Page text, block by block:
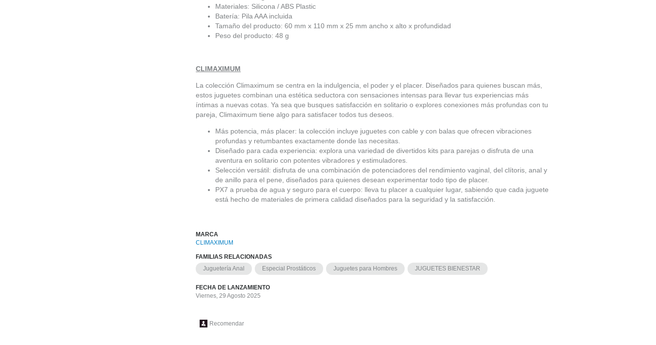
Materiales: Silicona / ABS Plastic
Batería: Pila AAA incluida
Tamaño del producto: 60 mm x 110 mm x 25 mm ancho x alto x profundidad
Peso del producto: 48 g
CLIMAXIMUM
La colección Climaximum se centra en la indulgencia, el poder y el placer. Diseñados para quienes buscan más,
estos juguetes combinan una estética seductora con sensaciones intensas para llevar tus experiencias más
íntimas a nuevas cotas. Ya sea que busques satisfacción en solitario o explores conexiones más profundas con tu
pareja, Climaximum tiene algo para satisfacer todos tus deseos.
Más potencia, más placer: la colección incluye juguetes con cable y con balas que ofrecen vibraciones
profundas y retumbantes exactamente donde las necesitas.
Diseñado para cada experiencia: explora una variedad de divertidos kits para parejas o disfruta de una
aventura en solitario con potentes vibradores y estimuladores.
Selección versátil: disfruta de una combinación de potenciadores del rendimiento vaginal, del clítoris, anal y
de anillo para el pene, diseñados para quienes desean experimentar todo tipo de placer.
PX7 a prueba de agua y seguro para el cuerpo: lleva tu placer a cualquier lugar, sabiendo que cada juguete
está hecho de materiales de primera calidad diseñados para la seguridad y la satisfacción.
MARCA
CLIMAXIMUM
FAMILIAS RELACIONADAS
Juguetería Anal
Especial Prostáticos Juguetes para Hombres JUGUETES BIENESTAR
FECHA DE LANZAMIENTO
Viernes, 29 Agosto 2025
Recomendar